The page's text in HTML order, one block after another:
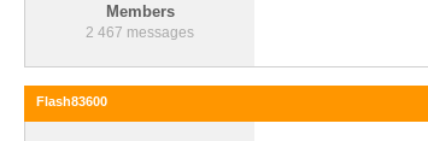
Members
2 467 messages
Flash83600